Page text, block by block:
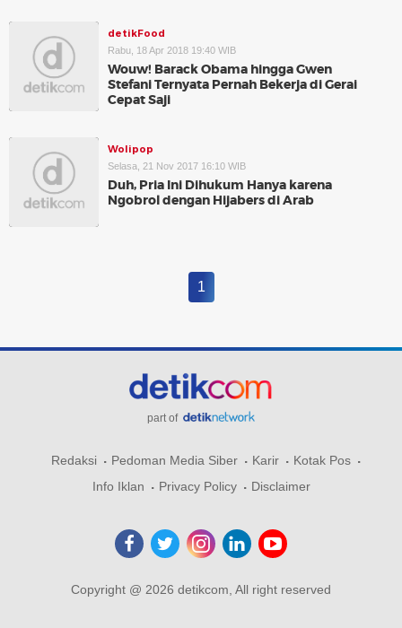
detikFood
Rabu, 18 Apr 2018 19:40 WIB
Wouw! Barack Obama hingga Gwen
Stefani Ternyata Pernah Bekerja di Gerai
Cepat Saji
Wolipop
Selasa, 21 Nov 2017 16:10 WIB
Duh, Pria Ini Dihukum Hanya karena
Ngobrol dengan Hijabers di Arab
1
part of
Redaksi Pedoman Media Siber Karir
Kotak Pos
Info Iklan
Privacy Policy Disclaimer
Copyright @ 2026 detikcom, All right reserved